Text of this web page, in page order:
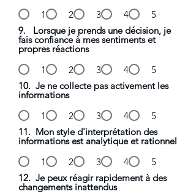
1
2 3 4
5
9. Lorsque je prends une décision, je
fais confiance à mes sentiments et
propres réactions
1
2 3 4
5
10. Je ne collecte pas activement les
informations
1
2 3 4
5
11. Mon style d'interprétation des
informations est analytique et rationnel
1
2 3 4
5
12. Je peux réagir rapidement à des
changements inattendus